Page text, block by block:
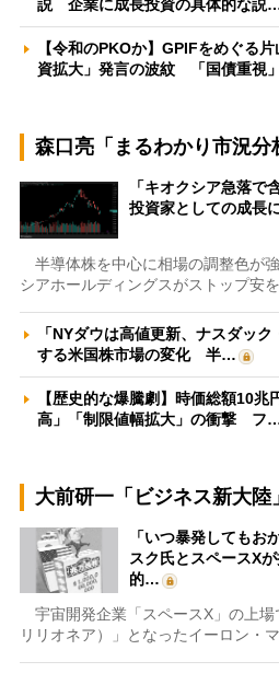
説 企業に成長投資の具体的な説
【令和のPKOか】GPIFをめぐる
資拡大」発言の波紋 「国債重視
森口亮「まるわかり市況分
「キオクシア急落
投資家としての成
半導体株を中心に相場の調整色が
シアホールディングスがストップ安
「NYダウは高値更新、ナスダッ
する米国株市場の変化 半…
【歴史的な爆騰劇】時価総額10
高」「制限値幅拡大」の衝撃 フ
大前研一「ビジネス新大陸
「いつ暴発してもお
スク氏とスペースX
的…
宇宙開発企業「スペースX」の上場
リリオネア）」となったイーロン・